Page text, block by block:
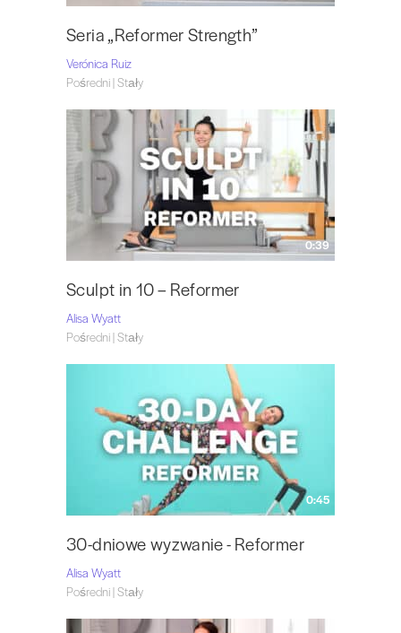
Seria „Reformer Strength”
Verónica Ruiz
Pośredni | Stały
0:39
Sculpt in 10 – Reformer
Alisa Wyatt
Pośredni | Stały
0:45
30-dniowe wyzwanie - Reformer
Alisa Wyatt
Pośredni | Stały